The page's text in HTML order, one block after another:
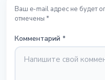
Ваш e-mail адрес не будет
отмечены *
Комментарий *